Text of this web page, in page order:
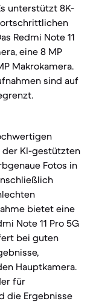
unterstützt 8K-
Redmi Note 11
eine 8 MP
Makrokamera.
sind auf
der KI-gestützten
Fotos in
bietet eine
Note 11 Pro 5G
bei guten
Hauptkamera.
für
die Ergebnisse